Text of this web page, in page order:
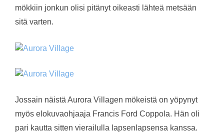
mökkiin jonkun olisi pitänyt oikeasti lähteä metsään
sitä varten.
Jossain näistä Aurora Villagen mökeistä on yöpynyt
myös elokuvaohjaaja Francis Ford Coppola. Hän oli
pari kautta sitten vierailulla lapsenlapsensa kanssa.